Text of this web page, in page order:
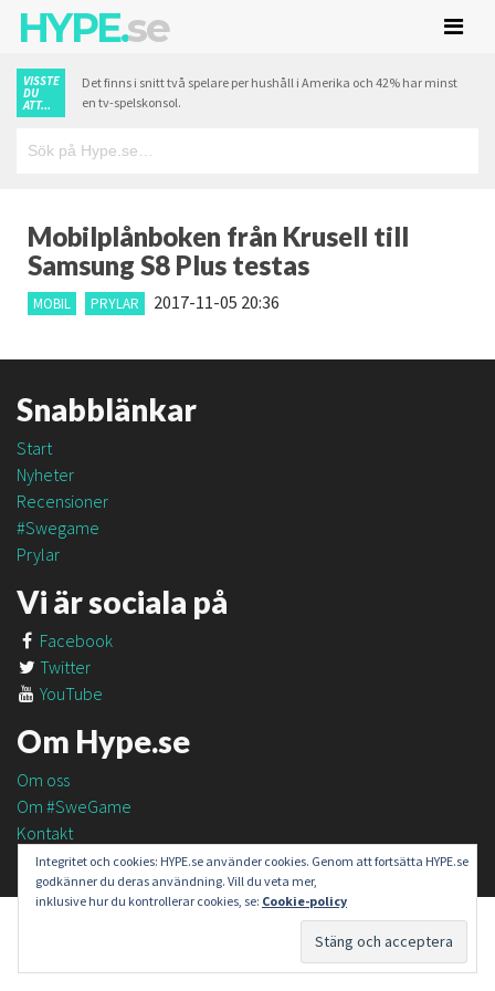
HYPE.se
VISSTE
DU
ATT...
Det finns i snitt två spelare per hushåll i Amerika och 42% har minst
en tv-spelskonsol.
Mobilplånboken från Krusell till
Samsung S8 Plus testas
MOBIL PRYLAR 2017-11-05 20:36
Snabblänkar
Start
Nyheter
Recensioner
#Swegame
Prylar
Vi är sociala på
Facebook
Twitter
YouTube
Om Hype.se
Om oss
Om #SweGame
Kontakt
Integritet och cookies: HYPE.se använder cookies. Genom att fortsätta HYPE.se
godkänner du deras användning. Vill du veta mer,
inklusive hur du kontrollerar cookies, se: Cookie-policy